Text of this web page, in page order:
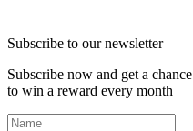
Subscribe to our newsletter
Subscribe now and get a chance
to win a reward every month